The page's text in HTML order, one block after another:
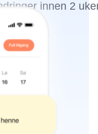
innen 2